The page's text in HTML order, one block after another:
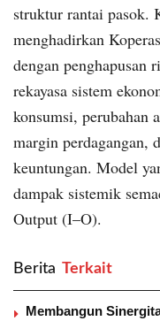
struktur rantai pasok.
menghadirkan
dengan penghapusan
rekayasa sistem
konsumsi, perubahan
margin perdagangan,
keuntungan. Model
dampak sistemik
Output (I–O).
Berita ‎ Terkait
Membangun